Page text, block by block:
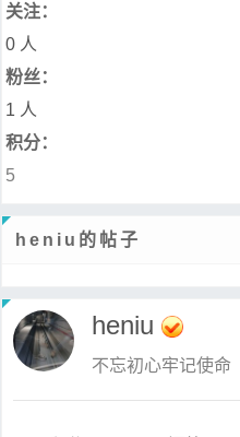
关注：
0 人
粉丝：
1 人
积分：
5
heniu的帖子
heniu
不忘初心牢记使命